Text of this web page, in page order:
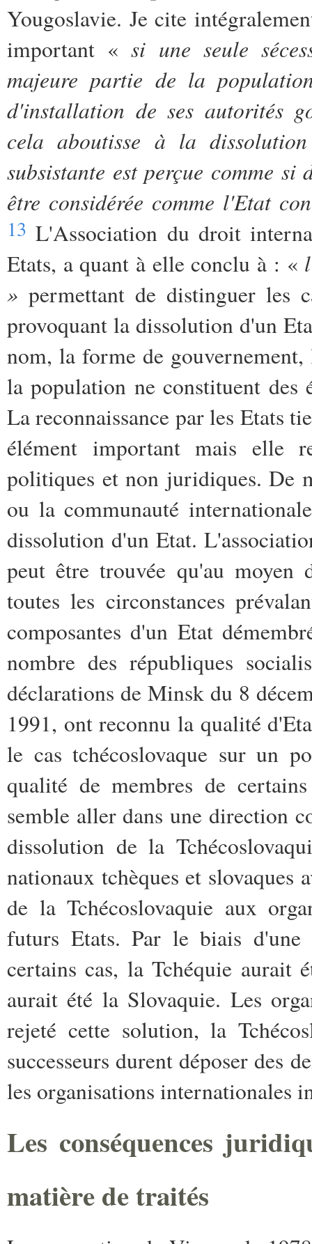
Yougoslavie. Je cite
important «si une seule
majeure partie de la
d'installation de ses autorités
cela aboutisse à la
subsistante est perçue comme
être considérée comme l'Etat
13 L'Association du droit
Etats, a quant à elle conclu à : «
» permettant de distinguer les
provoquant la dissolution d'un
nom, la forme de
la population ne constituent des
La reconnaissance par les Etats
élément important mais elle
politiques et non juridiques. De
ou la communauté
dissolution d'un Etat.
peut être trouvée qu'au moyen
toutes les circonstances
composantes d'un Etat
nombre des républiques
déclarations de Minsk du 8
1991, ont reconnu la qualité
le cas tchécoslovaque sur un
qualité de membres de
semble aller dans une direction
dissolution de la
nationaux tchèques et slovaques
de la Tchécoslovaquie aux
futurs Etats. Par le biais
certains cas, la Tchéquie aurait
aurait été la Slovaquie. Les
rejeté cette solution, la
successeurs durent déposer des
les organisations internationales
Les conséquences
matière de traités